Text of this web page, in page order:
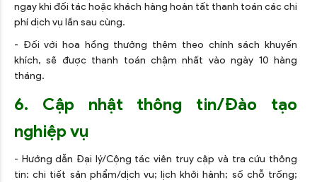
ngay khi đối tác hoặc khách hàng hoàn tất thanh toán các chi
phí dịch vụ lần sau cùng.
- Đối với hoa hồng thưởng thêm theo chính sách khuyến
khích, sẽ được thanh toán chậm nhất vào ngày 10 hàng
tháng.
6. Cập nhật thông tin/Đào tạo
nghiệp vụ
- Hướng dẫn Đại lý/Cộng tác viên truy cập và tra cứu thông
tin: chi tiết sản phẩm/dịch vu; lịch khởi hành; số chỗ trống;